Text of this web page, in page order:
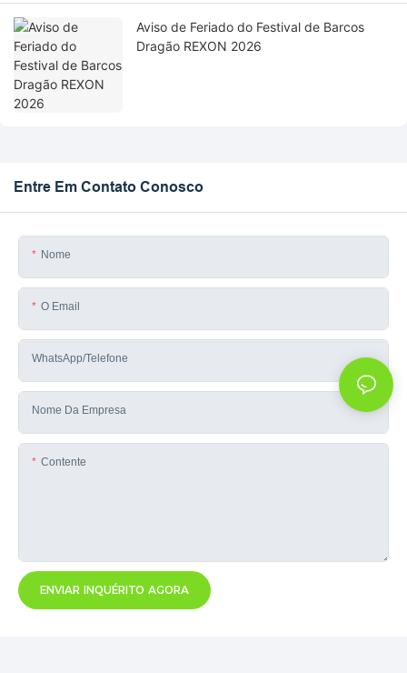
Aviso de Feriado do Festival de Barcos
Dragão REXON 2026
Entre Em Contato Conosco
Nome
O Email
WhatsApp/telefone
Nome Da Empresa
Contente
ENVIAR INQUÉRITO AGORA